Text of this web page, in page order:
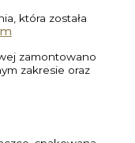
która została
zamontowano
zakresie oraz